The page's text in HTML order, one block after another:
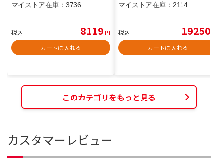
マイストア在庫： 3736
税込 8119円
カートに入れる
マイストア在庫： 2114
税込 19250
カートに入れる
このカテゴリをもっと見る
カスタマーレビュー